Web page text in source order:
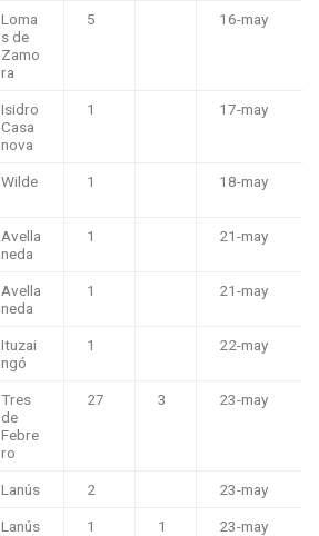
Loma
s de
Zamo
ra
5 16-may
Isidro
Casa
nova
1 17-may
Wilde 1 18-may
Avella
neda
1 21-may
Avella
neda
1 21-may
Ituzai
ngó
1 22-may
Tres
de
Febre
ro
27 3 23-may
Lanús 2 23-may
Lanús 1 1 23-may